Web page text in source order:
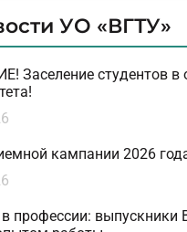
УО «ВГТУ»
Заселение студентов в
кампании 2026
профессии: выпускники